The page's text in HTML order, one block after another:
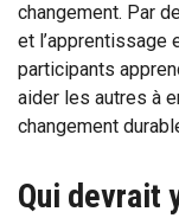
changement. Par
et l’apprentissage
participants
aider les autres à
changement
Qui devrait